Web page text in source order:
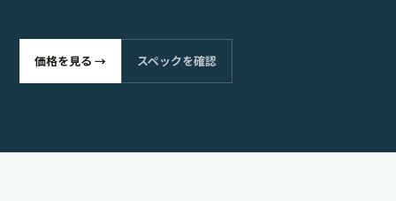
価格を見る → スペックを確認